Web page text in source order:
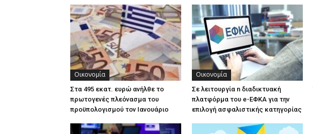
Οικονομία
Στα 495 εκατ. ευρώ ανήλθε το
πρωτογενές πλεόνασμα του
προϋπολογισμού τον Ιανουάριο
Οικονομία
Σε λειτουργία n διαδικτυακή
πλατφόρμα του e-ΕΦΚΑ για την
επιλογή ασφαλιστικής κατηγορίας